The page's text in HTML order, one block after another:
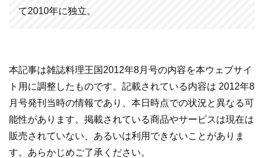
て2010年に独立。
本記事は雑誌料理王国2012年8月号の内容を本ウェブサイ
ト用に調整したものです。記載されている内容は 2012年8
月号発刊当時の情報であり、本日時点での状況と異なる可
能性があります。掲載されている商品やサービスは現在は
販売されていない、あるいは利用できないことがありま
す。あらかじめご了承ください。